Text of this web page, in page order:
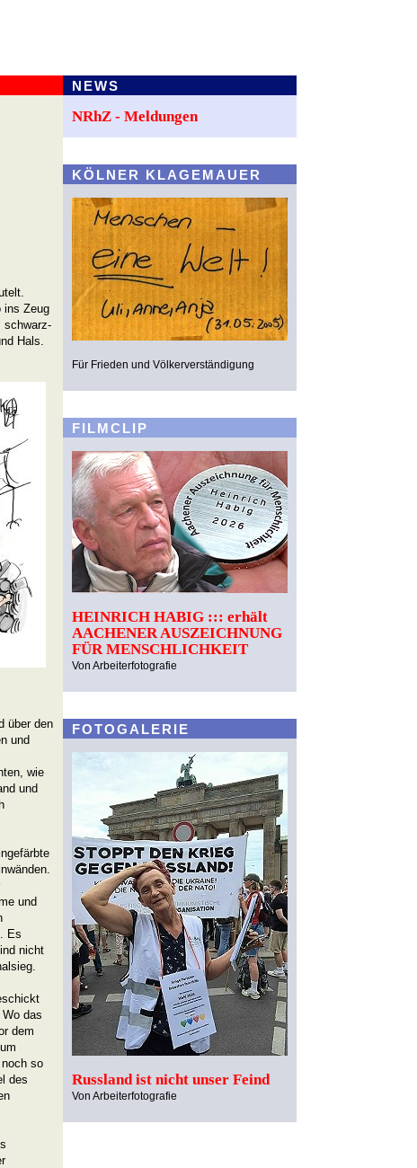
ins Zeug
schwarz-
Hals.
über den
und
wie
und
und
Es
nicht
das
dem
so
des
NEWS
NRhZ - Meldungen
KÖLNER KLAGEMAUER
Für Frieden und Völkerverständigung
FILMCLIP
HEINRICH HABIG ::: erhält
AACHENER AUSZEICHNUNG
FÜR MENSCHLICHKEIT
Von Arbeiterfotografie
FOTOGALERIE
Russland ist nicht unser Feind
Von Arbeiterfotografie